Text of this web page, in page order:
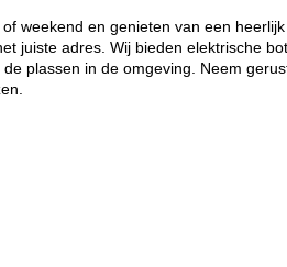
weekend en genieten van een
juiste adres. Wij bieden elektrische
plassen in de omgeving. Neem